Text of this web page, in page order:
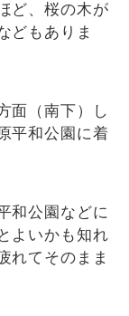
ど、桜の木が
どもありま
面（南下）し
平和公園に着
和公園などに
よいかも知れ
れてそのまま